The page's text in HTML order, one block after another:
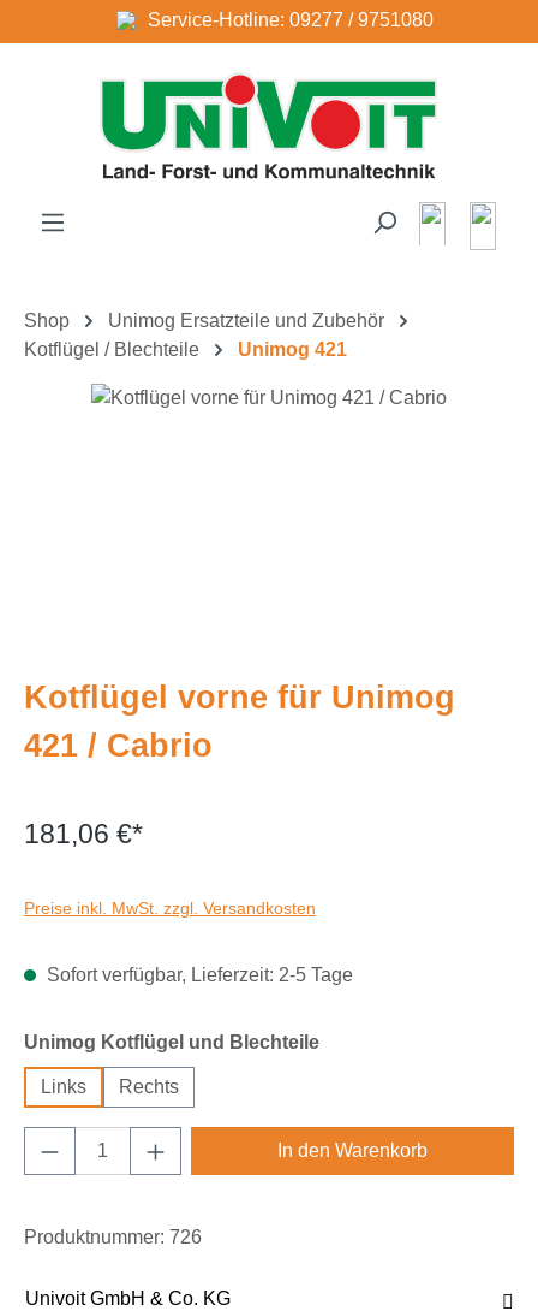
Zum Hauptinhalt springenService-Hotline: 09277 / 9751080
Shop
Unimog Ersatzteile und Zubehör
Kotflügel / Blechteile
Unimog 421
Bildergalerie überspringen
Kotflügel vorne für Unimog
421 / Cabrio
181,06 €*
Preise inkl. MwSt. zzgl. Versandkosten
Sofort verfügbar, Lieferzeit: 2-5 Tage
Unimog Kotflügel und Blechteileauswählen
Links Rechts
Produkt Anzahl: Gib den gewünschten
In den Warenkorb
Produktnummer: 726
Univoit GmbH & Co. KG